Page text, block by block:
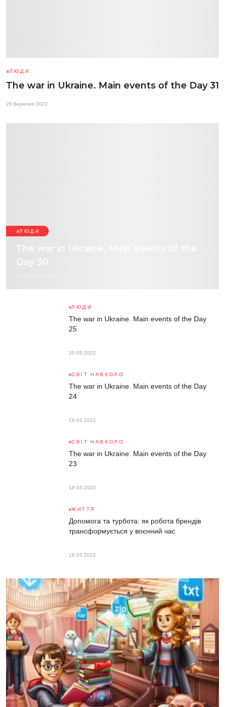
ЛЮДИ
The war in Ukraine. Main events of the Day 31
26 Березня 2022
ЛЮДИ
The war in Ukraine. Main events of the
Day 30
ЛЮДИ
The war in Ukraine. Main events of the Day
25
20.03.2022
СВІТ НАВКОЛО
The war in Ukraine. Main events of the Day
24
19.03.2022
СВІТ НАВКОЛО
The war in Ukraine. Main events of the Day
23
18.03.2022
ЖИТТЯ
Допомога та турбота: як робота брендів
трансформується у воєнний час
18.03.2022